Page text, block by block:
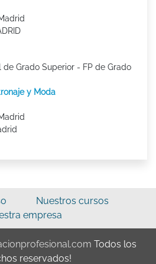
de Grado Superior - FP de Grado
y Moda
Nuestros cursos
empresa
Todos los
reservados!